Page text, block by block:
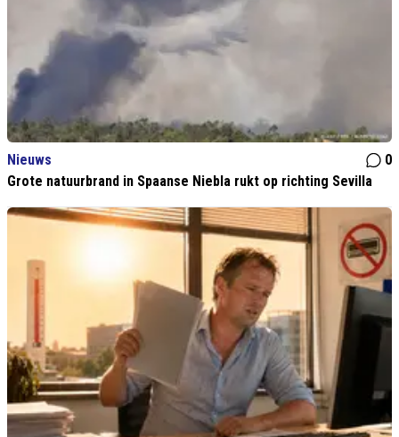
Nieuws
0
Grote natuurbrand in Spaanse Niebla rukt op richting Sevilla